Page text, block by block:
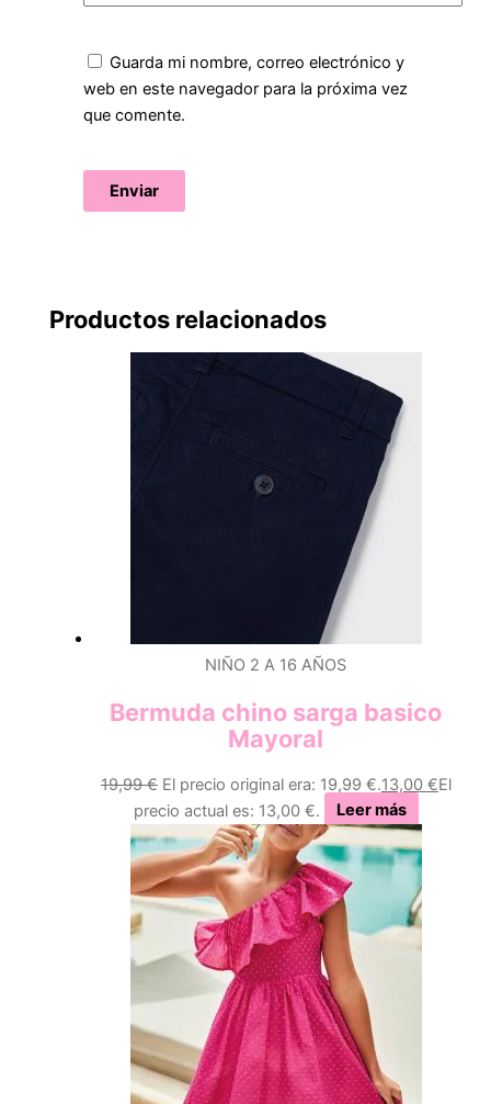
Guarda mi nombre, correo electrónico y
web en este navegador para la próxima vez
que comente.
Productos relacionados
NIÑO 2 A 16 AÑOS
Bermuda chino sarga basico
Mayoral
19,99€ El precio original era: 19,99 €.13,00 €El
precio actual es: 13,00 €.
Leer más